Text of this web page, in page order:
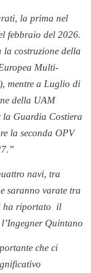
la prima nel
febbraio del 2026.
costruzione della
Multi-
mentre a Luglio di
della UAM
Guardia Costiera
la seconda OPV
navi, tra
saranno varate tra
ha riportato il
Quintano
che ci